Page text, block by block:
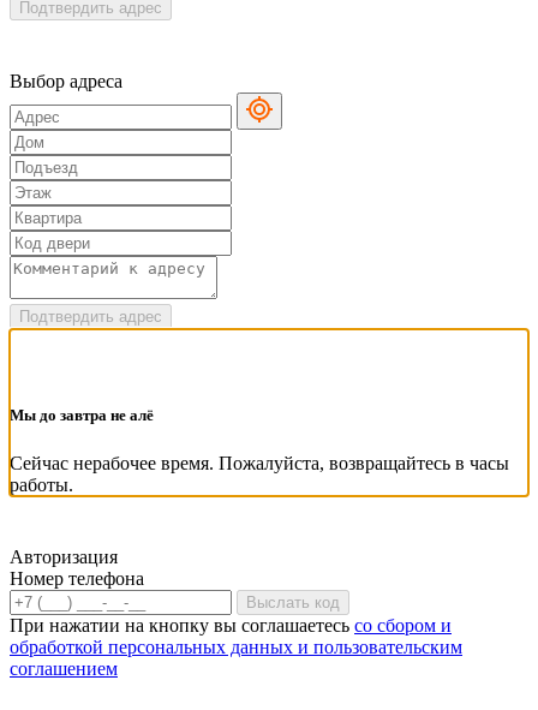
Подтвердить адрес
Выбор адреса
Подтвердить адрес
Мы до завтра не алё
Сейчас нерабочее время. Пожалуйста, возвращайтесь в часы
работы.
Авторизация
Номер телефона
Выслать код
При нажатии на кнопку вы соглашаетесь со сбором и
обработкой персональных данных и пользовательским
соглашением